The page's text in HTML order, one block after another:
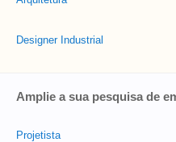
Designer Industrial
Amplie a sua pesquisa de
Projetista